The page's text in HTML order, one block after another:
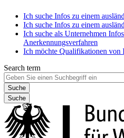
Ich suche Infos zu einem
Ich suche Infos zu einem
Ich suche als Unternehmen
Anerkennungsverfahren
Ich möchte Qualifikationen von
Search term
Suche